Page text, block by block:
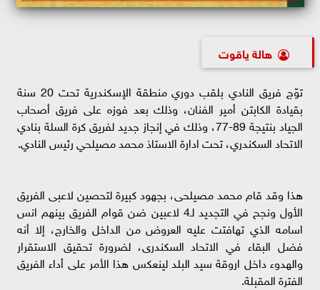
هالة ياقوت
توّج فريق النادي بلقب دوري منطقة الإسكندرية تحت 20 سنة
بقيادة الكابتن أمير الفنان، وذلك بعد فوزه على فريق أصحاب
الجياد بنتيجة 89-77، وذلك في إنجاز جديد لفريق كرة السلة بنادي
الاتحاد السكندري، تحت ادارة الاستاذ محمد مصيلحي رئيس النادي.
هذا وقد قام محمد مصيلحى، بجهود كبيرة لتحصين لاعبى الفريق
الأول ونجح في التجديد لـ4 لاعبين ضن قوام الفريق بينهم انس
اسامه الذي تهافتت عليه العروض من الداخل والخارج، إلا أنه
فضل البقاء في الاتحاد السكندرى، لضرورة تحقيق الاستقرار
والهدوء داخل اروقة سيد البلد لينعكس هذا الأمر على أداء الفريق
الفترة المقبلة.